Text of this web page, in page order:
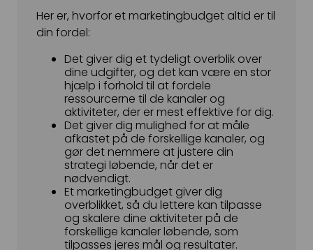
Her er, hvorfor et marketingbudget altid er til
din fordel:
Det giver dig et tydeligt overblik over
dine udgifter, og det kan være en stor
hjælp i forhold til at fordele
ressourcerne til de kanaler og
aktiviteter, der er mest effektive for dig.
Det giver dig mulighed for at måle
afkastet på de forskellige kanaler, og
gør det nemmere at justere din
strategi løbende, når det er
nødvendigt.
Et marketingbudget giver dig
overblikket, så du lettere kan tilpasse
og skalere dine aktiviteter på de
forskellige kanaler løbende, som
tilpasses jeres mål og resultater.